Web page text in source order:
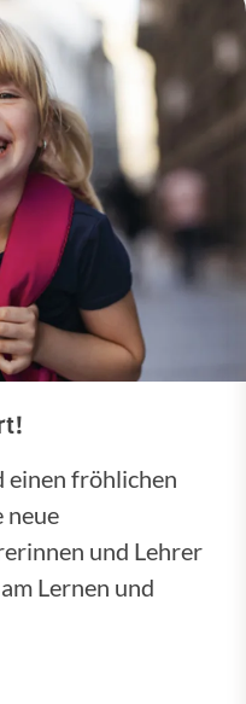
einen fröhlichen
neue
und Lehrer
Lernen und